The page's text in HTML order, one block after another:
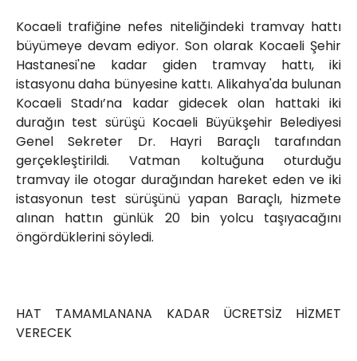
Kocaeli trafiğine nefes niteliğindeki tramvay hattı
büyümeye devam ediyor. Son olarak Kocaeli Şehir
Hastanesi'ne kadar giden tramvay hattı, iki
istasyonu daha bünyesine kattı. Alikahya'da bulunan
Kocaeli Stadı’na kadar gidecek olan hattaki iki
durağın test sürüşü Kocaeli Büyükşehir Belediyesi
Genel Sekreter Dr. Hayri Baraçlı tarafından
gerçekleştirildi. Vatman koltuğuna oturduğu
tramvay ile otogar durağından hareket eden ve iki
istasyonun test sürüşünü yapan Baraçlı, hizmete
alınan hattın günlük 20 bin yolcu taşıyacağını
öngördüklerini söyledi.
HAT TAMAMLANANA KADAR ÜCRETSİZ HİZMET
VERECEK